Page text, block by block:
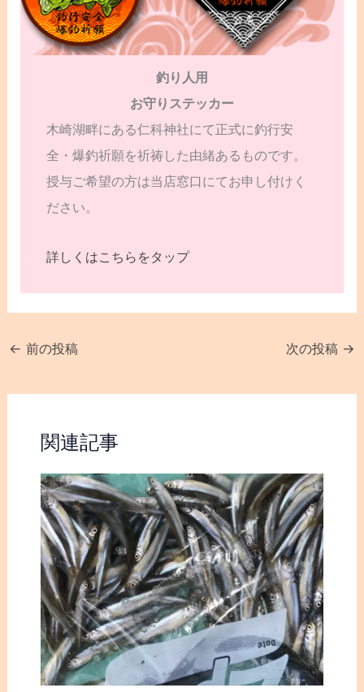
釣り人用
お守りステッカー
木崎湖畔にある仁科神社にて正式に釣行安
全・爆釣祈願を祈祷した由緒あるものです。
授与ご希望の方は当店窓口にてお申し付けく
ださい。
詳しくはこちらをタップ
← 前の投稿 次の投稿 →
関連記事